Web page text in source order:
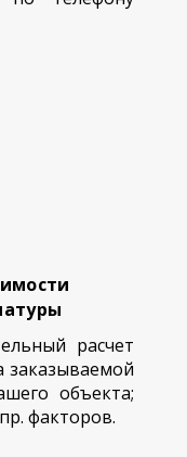
расчет
заказываемой
объекта;
факторов.